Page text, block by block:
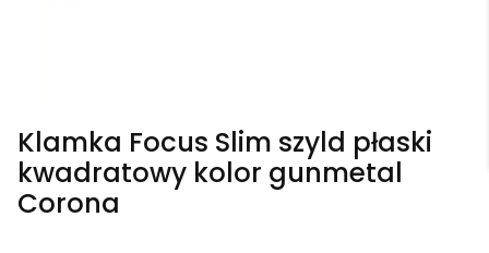
Klamka Focus Slim szyld płaski
kwadratowy kolor gunmetal
Corona